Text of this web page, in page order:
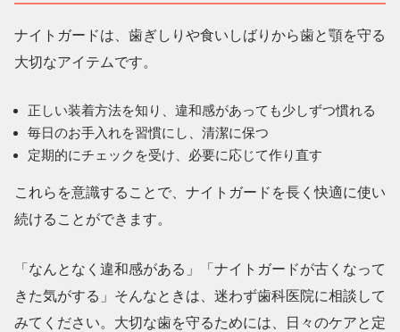
ナイトガードは、歯ぎしりや食いしばりから歯と顎を守る
大切なアイテムです。
正しい装着方法を知り、違和感があっても少しずつ慣れる
毎日のお手入れを習慣にし、清潔に保つ
定期的にチェックを受け、必要に応じて作り直す
これらを意識することで、ナイトガードを長く快適に使い
続けることができます。
「なんとなく違和感がある」「ナイトガードが古くなって
きた気がする」そんなときは、迷わず歯科医院に相談して
みてください。大切な歯を守るためには、日々のケアと定